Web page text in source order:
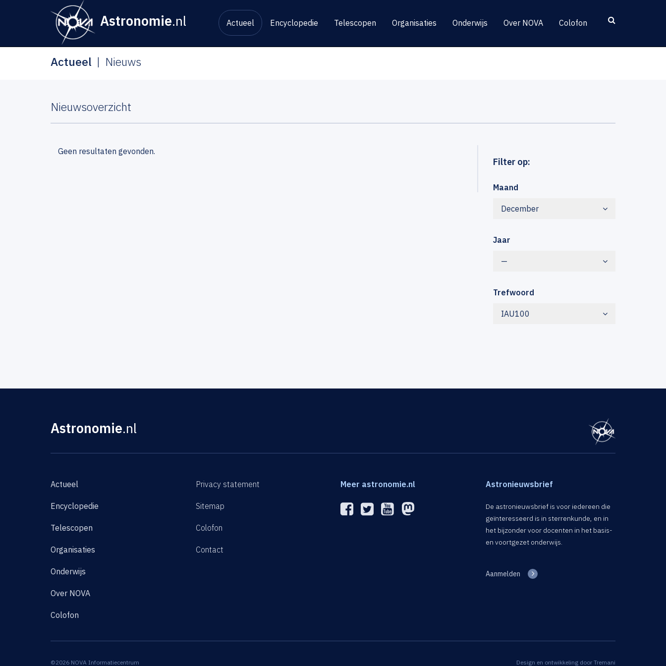
Astronomie.nl Actueel Encyclopedie Telescopen Organisaties Onderwijs Over NOVA Colofon
Actueel Nieuws
Nieuwsoverzicht
Filter op:
Maand
December
Jaar
—
Trefwoord
IAU100
Geen resultaten gevonden.
Astronomie.nl
Actueel
Encyclopedie
Telescopen
Organisaties
Onderwijs
Over NOVA
Colofon
Privacy statement
Sitemap
Colofon
Contact
Meer astronomie.nl Astronieuwsbrief
De astronieuwsbrief is voor iedereen die
geïnteresseerd is in sterrenkunde, en in
het bijzonder voor docenten in het basis-
en voortgezet onderwijs.
Aanmelden
©2026 NOVA Informatiecentrum Design en ontwikkeling door Tremani